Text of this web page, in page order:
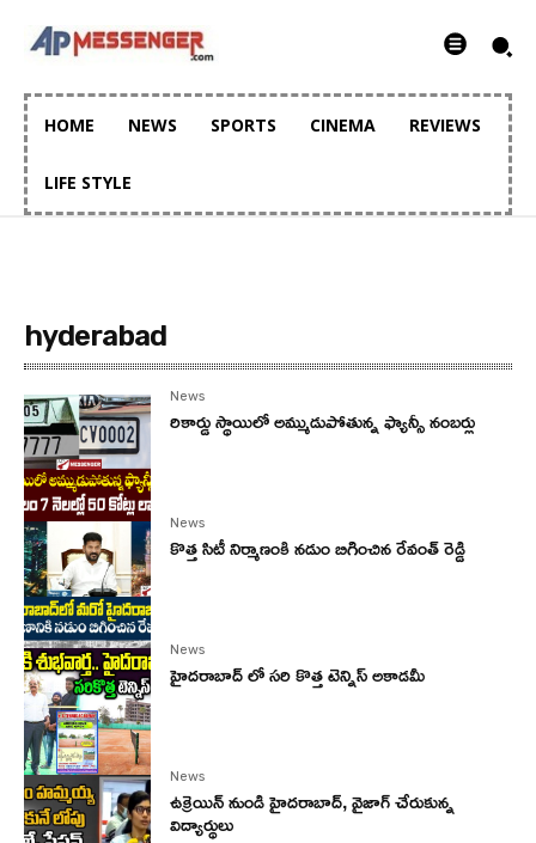
HOME NEWS SPORTS CINEMA REVIEWS
LIFE STYLE
hyderabad
News
రికార్డు స్థాయిలో అమ్ముడుపోతున్న ఫ్యాన్సీ నంబర్లు
News
కొత్త సిటీ నిర్మాణంకి నడుం బిగించిన రేవంత్ రెడ్డి
News
హైదరాబాద్ లో సరి కొత్త టెన్నిస్ అకాడమీ
News
ఉక్రెయిన్ నుండి హైదరాబాద్, వైజాగ్ చేరుకున్న
విద్యార్థులు